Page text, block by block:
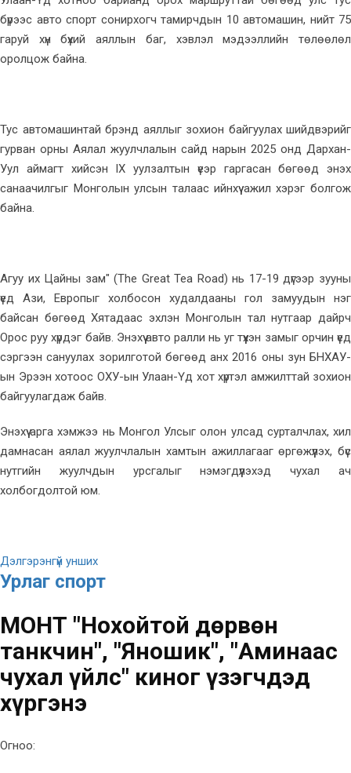
бүрээс авто спорт сонирхогч тамирчдын 10 автомашин, нийт 75
гаруй хүн бүхий аяллын баг, хэвлэл мэдээллийн төлөөлөл
оролцож байна.
Тус автомашинтай брэнд аяллыг зохион байгуулах шийдвэрийг
гурван орны Аялал жуулчлалын сайд нарын 2025 онд Дархан-
Уул аймагт хийсэн IX уулзалтын үеэр гаргасан бөгөөд энэхүү
санаачилгыг Монголын улсын талаас ийнхүү ажил хэрэг болгож
байна.
Агуу их Цайны зам" (The Great Tea Road) нь 17-19 дүгээр зууны
үед Ази, Европыг холбосон худалдааны гол замуудын нэг
байсан бөгөөд Хятадаас эхлэн Монголын тал нутгаар дайрч
Орос руу хүрдэг байв. Энэхүү авто ралли нь уг түүхэн замыг орчин үед
сэргээн сануулах зорилготой бөгөөд анх 2016 оны зун БНХАУ-
ын Эрээн хотоос ОХУ-ын Улаан-Үд хот хүртэл амжилттай зохион
байгуулагдаж байв.
Энэхүү арга хэмжээ нь Монгол Улсыг олон улсад сурталчлах, хил
дамнасан аялал жуулчлалын хамтын ажиллагааг өргөжүүлэх, бүс
нутгийн жуулчдын урсгалыг нэмэгдүүлэхэд чухал ач
холбогдолтой юм.
Дэлгэрэнгүй унших
Урлаг спорт
МҮОНТ "Нохойтой дөрвөн
танкчин", "Яношик", "Аминаас
чухал үйлс" киног үзэгчдэд
хүргэнэ
Огноо: